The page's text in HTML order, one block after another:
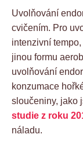
Uvolňování
cvičením. Pro
intenzivní
jinou formu
uvolňování
konzumace
sloučeniny, jako
studie z roku
náladu.